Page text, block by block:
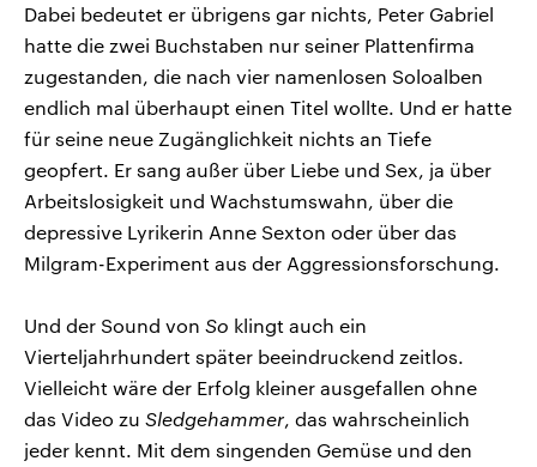
Dabei bedeutet er übrigens gar nichts, Peter Gabriel
hatte die zwei Buchstaben nur seiner Plattenfirma
zugestanden, die nach vier namenlosen Soloalben
endlich mal überhaupt einen Titel wollte. Und er hatte
für seine neue Zugänglichkeit nichts an Tiefe
geopfert. Er sang außer über Liebe und Sex, ja über
Arbeitslosigkeit und Wachstumswahn, über die
depressive Lyrikerin Anne Sexton oder über das
Milgram-Experiment aus der Aggressionsforschung.
Und der Sound von So klingt auch ein
Vierteljahrhundert später beeindruckend zeitlos.
Vielleicht wäre der Erfolg kleiner ausgefallen ohne
das Video zu Sledgehammer, das wahrscheinlich
jeder kennt. Mit dem singenden Gemüse und den